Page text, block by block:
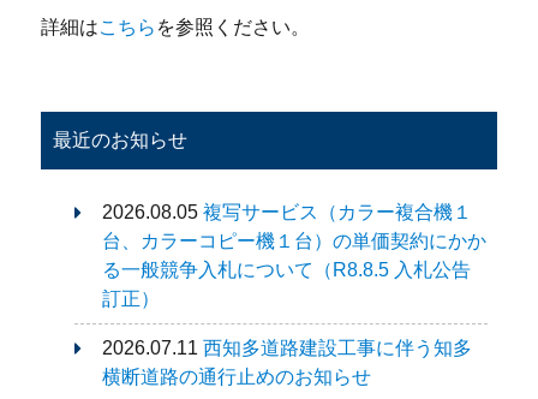
詳細はこちら を参照ください。
最近のお知らせ
2026.08.05 複写サービス（カラー複合機１
台、カラーコピー機１台）の単価契約にかか
る一般競争入札について（R8.8.5 入札公告
訂正）
2026.07.11 西知多道路建設工事に伴う知多
横断道路の通行止めのお知らせ